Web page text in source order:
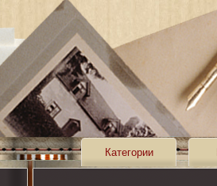
Категории